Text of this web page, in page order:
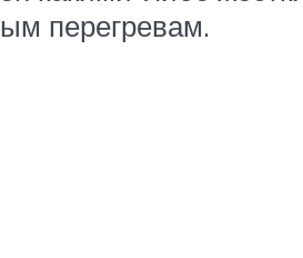
перегревам.